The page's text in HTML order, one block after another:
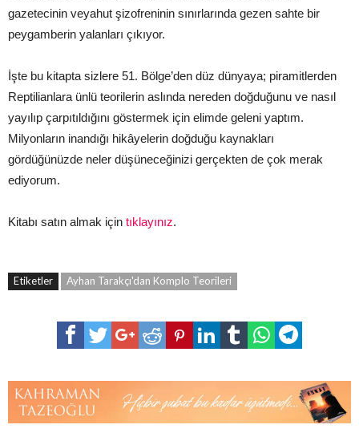
gazetecinin veyahut şizofreninin sınırlarında gezen sahte bir
peygamberin yalanları çıkıyor.
İşte bu kitapta sizlere 51. Bölge’den düz dünyaya; piramitlerden
Reptilianlara ünlü teorilerin aslında nereden doğduğunu ve nasıl
yayılıp çarpıtıldığını göstermek için elimde geleni yaptım.
Milyonların inandığı hikâyelerin doğduğu kaynakları
gördüğünüzde neler düşüneceğinizi gerçekten de çok merak
ediyorum.
Kitabı satın almak için tıklayınız.
Etiketler Ayhan Tarakçı'dan Komplo Teorileri